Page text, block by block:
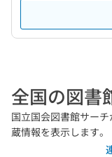
全国の図書
国立国会図書館サー
蔵情報を表示します。